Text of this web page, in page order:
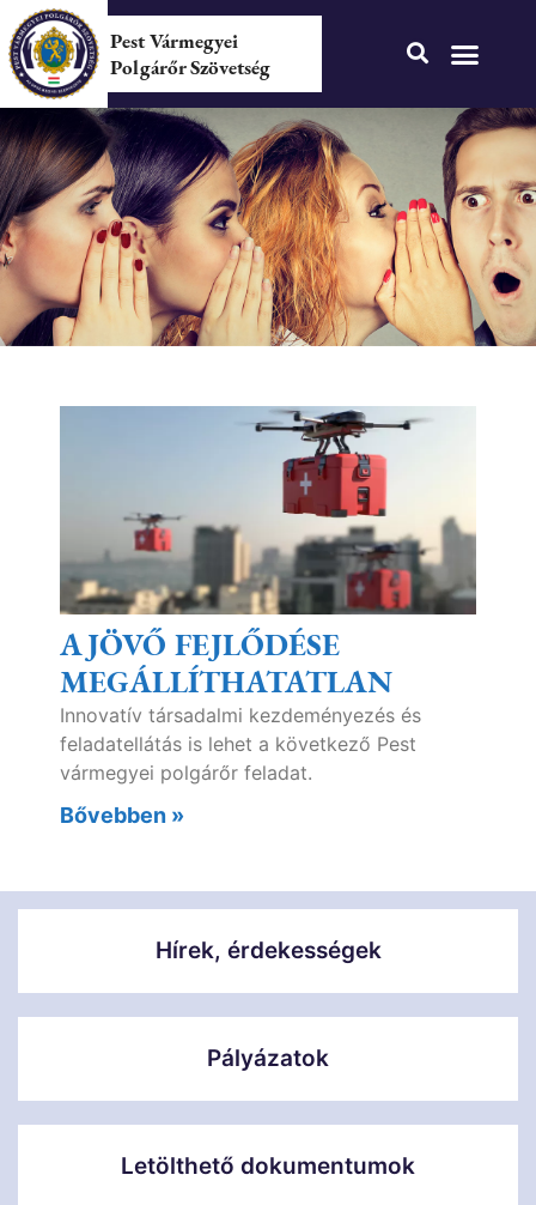
Pest Vármegyei
Polgárőr Szövetség
A JÖVŐ FEJLŐDÉSE
MEGÁLLÍTHATATLAN
Innovatív társadalmi kezdeményezés és
feladatellátás is lehet a következő Pest
vármegyei polgárőr feladat.
Bővebben »
Hírek, érdekességek
Pályázatok
Letölthető dokumentumok